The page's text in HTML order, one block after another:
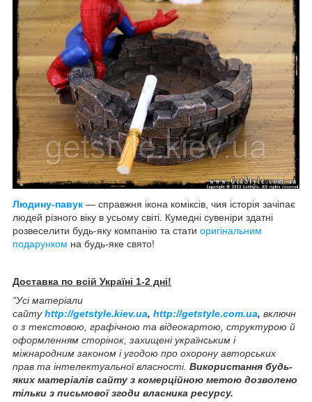
Людину-павук — справжня ікона коміксів, чия історія зачіпає
людей різного віку в усьому світі. Кумедні сувеніри здатні
розвеселити будь-яку компанію та стати оригінальним
подарунком на будь-яке свято!
Доставка по всій Україні 1-2 дні!
"Усі матеріали
сайтуhttp://getstyle.kiev.ua, http://getstyle.com.ua, включн
о з текстовою, графічною та відеокартою, структурою й
оформленням сторінок, захищені українським і
міжнародним законом і угодою про охорону авторських
прав та інтелектуальної власності. Використання будь-
яких матеріалів сайту з комерційною метою дозволено
тільки з письмової згоди власника ресурсу.